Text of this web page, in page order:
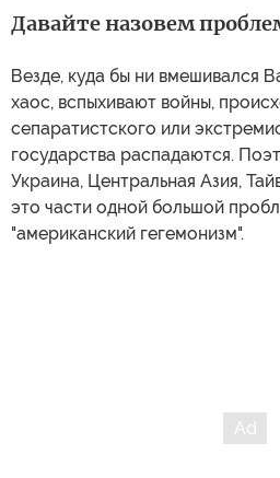
Давайте назовем
Везде, куда бы ни вмешивался
хаос, вспыхивают войны,
сепаратистского или
государства распадаются.
Украина, Центральная Азия,
это части одной большой
"американский гегемонизм".